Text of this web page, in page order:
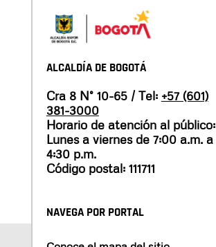
ALCALDÍA DE BOGOTÁ
Cra 8 N° 10-65 / Tel: +57 (601)
381-3000
Horario de atención al público:
Lunes a viernes de 7:00 a.m. a
4:30 p.m.
Código postal: 111711
NAVEGA POR PORTAL